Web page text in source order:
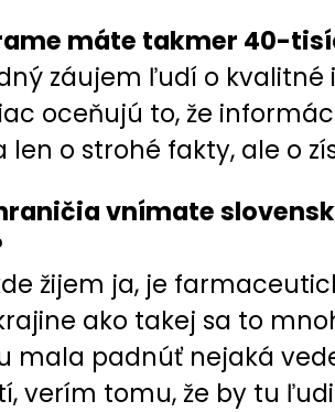
máte takmer 40-
záujem ľudí o
oceňujú to, že
len o strohé fakty, ale o
vnímate
žijem ja, je
ako takej sa to
mala padnúť nejaká
verím tomu, že by tu